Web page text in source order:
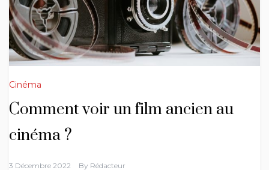
Cinéma
Comment voir un film ancien au
cinéma ?
3 Décembre 2022 By Rédacteur